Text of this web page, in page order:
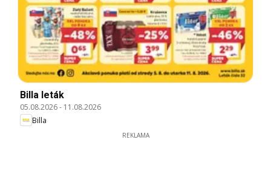
Billa leták
05.08.2026- 11.08.2026
Billa
REKLAMA